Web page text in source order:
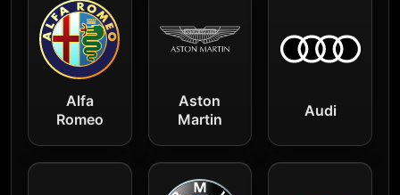
Alfa
Romeo
Aston
Martin
Audi